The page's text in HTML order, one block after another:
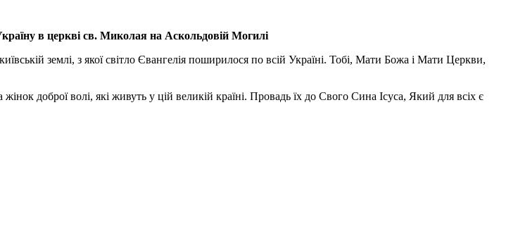
в церкві св. Миколая на Аскольдовій Могилі
землі, з якої світло Євангелія поширилося по всій Україні. Тобі, Мати Божа і Мати Церкви,
доброї волі, які живуть у цій великій країні. Провадь їх до Свого Сина Ісуса, Який для всіх є